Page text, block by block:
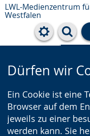
LWL-Medienzentrum
Westfalen
Dürfen wir
Ein Cookie ist eine
Browser auf dem
jeweils zu einer
werden kann. Sie